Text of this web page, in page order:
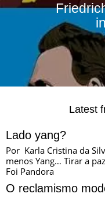
Latest
Lado yang?
Por Karla Cristina da
menos Yang… Tirar a
Foi Pandora
O reclamismo